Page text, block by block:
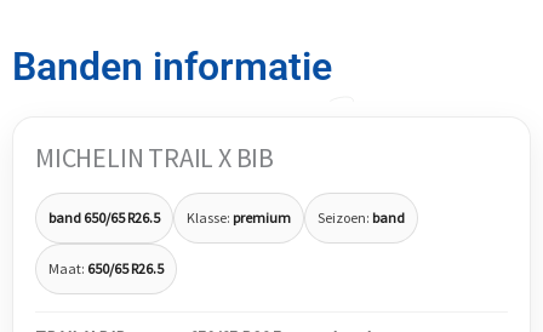
Banden informatie
MICHELIN TRAIL X BIB
band 650/65 R26.5 Klasse: premium Seizoen: band
Maat: 650/65 R26.5